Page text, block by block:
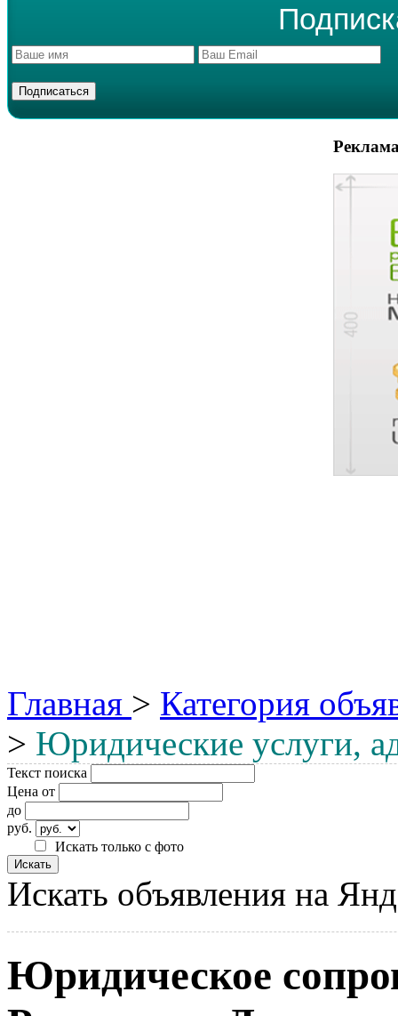
Главная > Категория
> Юридические услуги,
Текст поиска
Цена от
до
руб.
Искать только с фото
Искать объявления на
Юридическое